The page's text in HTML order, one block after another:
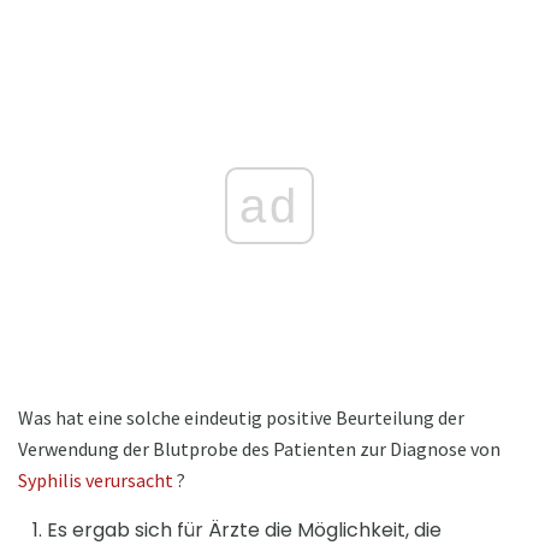
ad
Was hat eine solche eindeutig positive Beurteilung der
Verwendung der Blutprobe des Patienten zur Diagnose von
Syphilis verursacht ?
Es ergab sich für Ärzte die Möglichkeit, die